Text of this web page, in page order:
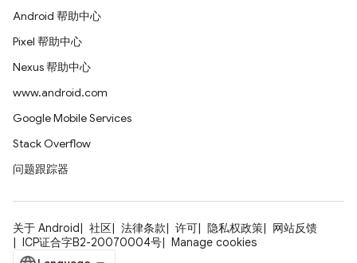
Android 帮助中心
Pixel 帮助中心
Nexus 帮助中心
www.android.com
Google Mobile Services
Stack Overflow
问题跟踪器
关于 Android 社区 法律条款 许可 隐私权政策
网站反馈
ICP证合字B2-20070004号
Manage cookies